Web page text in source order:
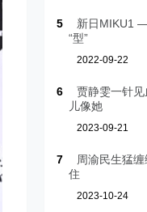
5
新日MIKU1
“型”
2022-09-22
6
贾静雯一针
儿像她
2023-09-21
7
周渝民生猛
住
2023-10-24